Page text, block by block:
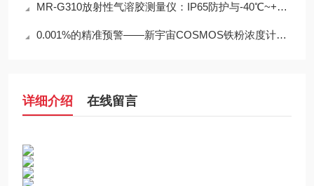
MR-G310放射性气溶胶测量仪：IP65防护与-40℃~+50℃宽温工作能力
0.001%的精准预警——新宇宙COSMOS铁粉浓度计SDM-72守护齿轮箱健康
详细介绍 在线留言